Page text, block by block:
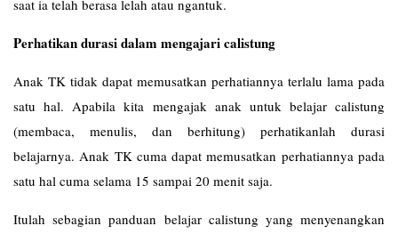
saat ia telah berasa lelah atau ngantuk.
Perhatikan durasi dalam mengajari calistung
Anak TK tidak dapat memusatkan perhatiannya terlalu lama pada
satu hal. Apabila kita mengajak anak untuk belajar calistung
(membaca, menulis, dan berhitung) perhatikanlah durasi
belajarnya. Anak TK cuma dapat memusatkan perhatiannya pada
satu hal cuma selama 15 sampai 20 menit saja.
Itulah sebagian panduan belajar calistung yang menyenangkan